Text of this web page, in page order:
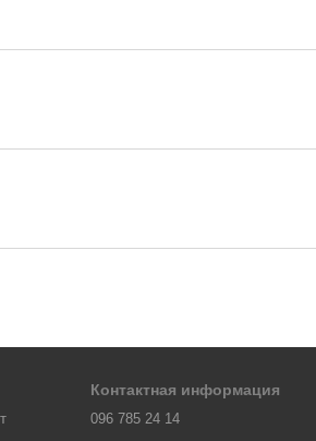
Контактная информация
096 785 24 14